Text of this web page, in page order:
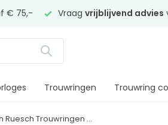
€ 75,- Vraag vrijblijvend advies
Trouwringen Trouwring
Ruesch Trouwringen ...